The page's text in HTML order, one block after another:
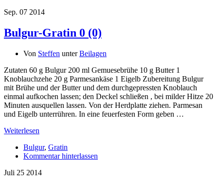
Sep. 07 2014
Bulgur-Gratin 0 (0)
Von Steffen unterBeilagen
Zutaten 60 g Bulgur 200 ml Gemuesebrühe 10 g Butter 1
Knoblauchzehe 20 g Parmesankäse 1 Eigelb Zubereitung Bulgur
mit Brühe und der Butter und dem durchgepressten Knoblauch
einmal aufkochen lassen; den Deckel schließen , bei milder Hitze 20
Minuten ausquellen lassen. Von der Herdplatte ziehen. Parmesan
und Eigelb unterrühren. In eine feuerfesten Form geben …
Weiterlesen
Bulgur, Gratin
Kommentar hinterlassen
Juli 25 2014